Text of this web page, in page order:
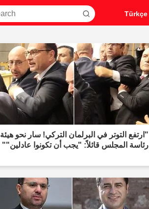
"ارتفع التوتر في البرلمان التركي! سار نحو هيئة
رئاسة المجلس قائلاً: "يجب أن تكونوا عادلين""